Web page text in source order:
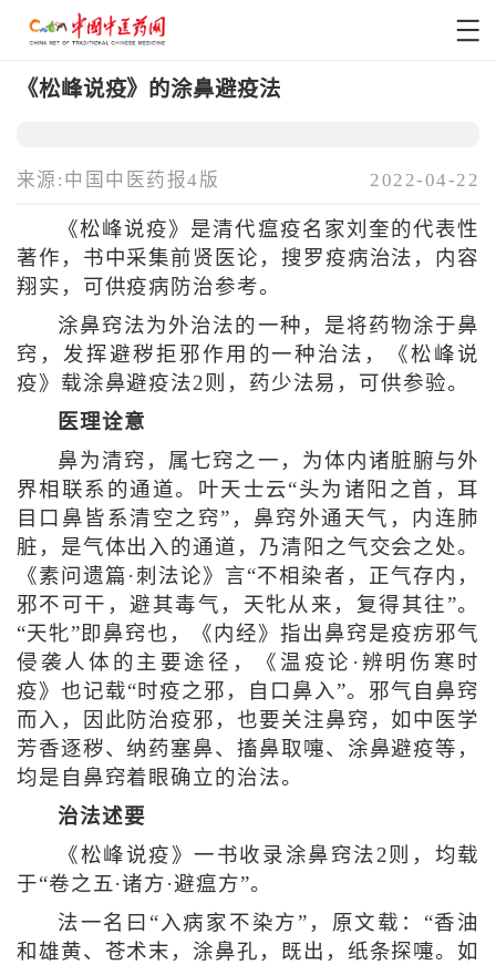
《松峰说疫》的涂鼻避疫法
来源:中国中医药报4版 2022-04-22
《松峰说疫》是清代瘟疫名家刘奎的代表性
著作，书中采集前贤医论，搜罗疫病治法，内容
翔实，可供疫病防治参考。
涂鼻窍法为外治法的一种，是将药物涂于鼻
窍，发挥避秽拒邪作用的一种治法，《松峰说
疫》载涂鼻避疫法2则，药少法易，可供参验。
医理诠意
鼻为清窍，属七窍之一，为体内诸脏腑与外
界相联系的通道。叶天士云“头为诸阳之首，耳
目口鼻皆系清空之窍”，鼻窍外通天气，内连肺
脏，是气体出入的通道，乃清阳之气交会之处。
《素问遗篇·刺法论》言“不相染者，正气存内，
邪不可干，避其毒气，天牝从来，复得其往”。
“天牝”即鼻窍也，《内经》指出鼻窍是疫疠邪气
侵袭人体的主要途径，《温疫论·辨明伤寒时
疫》也记载“时疫之邪，自口鼻入”。邪气自鼻窍
而入，因此防治疫邪，也要关注鼻窍，如中医学
芳香逐秽、纳药塞鼻、搐鼻取嚏、涂鼻避疫等，
均是自鼻窍着眼确立的治法。
治法述要
《松峰说疫》一书收录涂鼻窍法2则，均载
于“卷之五·诸方·避瘟方”。
法一名曰“入病家不染方”，原文载：“香油
和雄黄、苍术末，涂鼻孔，既出，纸条探嚏。如